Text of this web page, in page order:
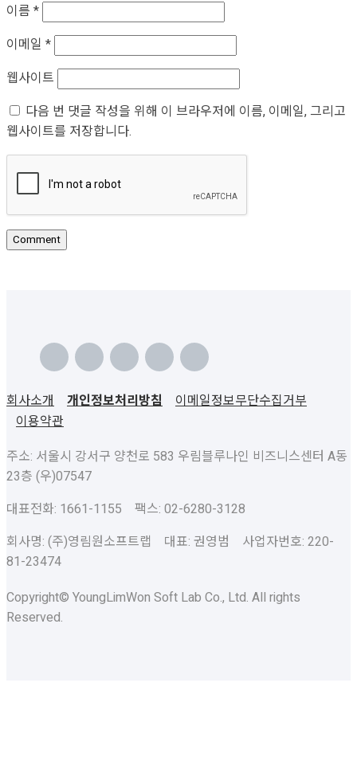
이름 *
이메일 *
웹사이트
다음 번 댓글 작성을 위해 이 브라우저에 이름, 이메일, 그리고
웹사이트를 저장합니다.
회사소개 개인정보처리방침
이메일정보무단수집거부
이용약관
주소: 서울시 강서구 양천로 583 우림블루나인 비즈니스센터 A동
23층 (우)07547
대표전화: 1661-1155 팩스: 02-6280-3128
회사명: (주)영림원소프트랩 대표: 권영범 사업자번호: 220-
81-23474
Copyright© YoungLimWon Soft Lab Co., Ltd. All rights
Reserved.